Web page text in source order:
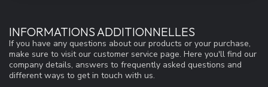
INFORMATIONS ADDITIONNELLES
If you have any questions about our products or your purchase,
make sure to visit our customer service page. Here you'll find our
company details, answers to frequently asked questions and
different ways to get in touch with us.